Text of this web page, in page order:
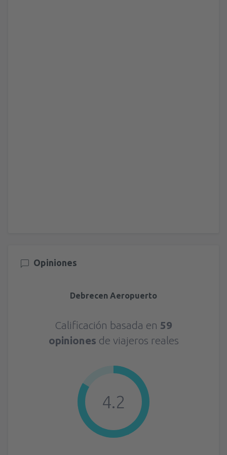
Opiniones
Debrecen Aeropuerto
Calificación basada en 59
opiniones de viajeros reales
4.2